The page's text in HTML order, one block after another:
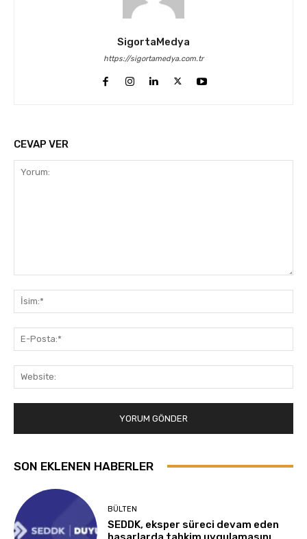
SigortaMedya
https://sigortamedya.com.tr
CEVAP VER
SON EKLENEN HABERLER
BÜLTEN
SEDDK, eksper süreci devam eden